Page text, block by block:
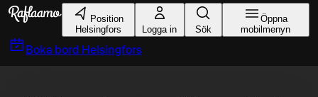
Gå till huvudinnehållet
Position
Helsingfors
Logga in Sök
Öppna
mobilmenyn
Boka bord Helsingfors